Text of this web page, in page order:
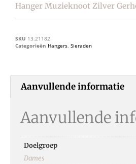
Hanger Muzieknoot Zilver
SKU 13.21182
Categorieën Hangers, Sieraden
Aanvullende informatie
Aanvullende
Doelgroep
Dames